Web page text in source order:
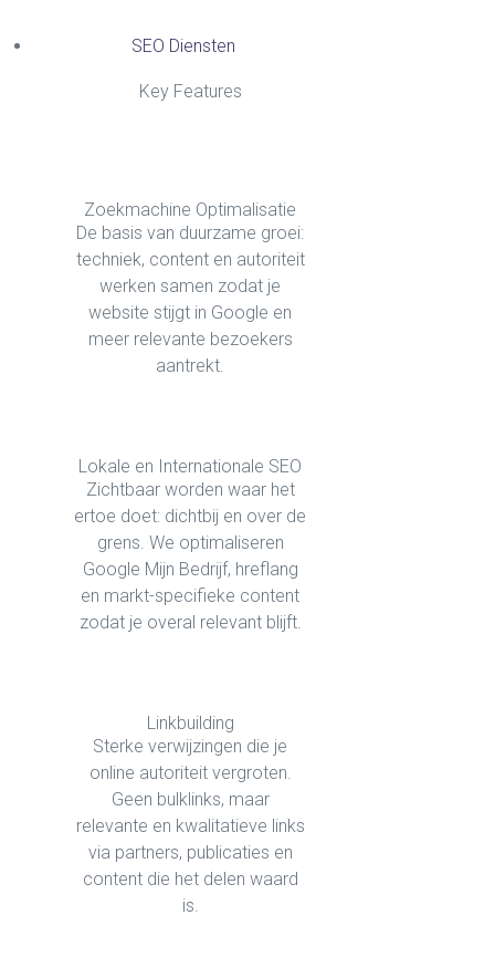
SEO Diensten
Key Features
Zoekmachine Optimalisatie
De basis van duurzame groei:
techniek, content en autoriteit
werken samen zodat je
website stijgt in Google en
meer relevante bezoekers
aantrekt.
Lokale en Internationale SEO
Zichtbaar worden waar het
ertoe doet: dichtbij en over de
grens. We optimaliseren
Google Mijn Bedrijf, hreflang
en markt-specifieke content
zodat je overal relevant blijft.
Linkbuilding
Sterke verwijzingen die je
online autoriteit vergroten.
Geen bulklinks, maar
relevante en kwalitatieve links
via partners, publicaties en
content die het delen waard
is.